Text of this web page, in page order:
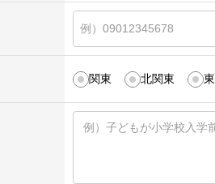
関東 北関東